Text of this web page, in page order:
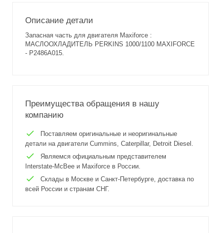
Описание детали
Запасная часть для двигателя Maxiforce :
МАСЛООХЛАДИТЕЛЬ PERKINS 1000/1100 MAXIFORCE
- P2486A015.
Преимущества обращения в нашу
компанию
Поставляем оригинальные и неоригинальные
детали на двигатели Cummins, Caterpillar, Detroit Diesel.
Являемся официальным представителем
Interstate-McBee и Maxiforce в России.
Склады в Москве и Санкт-Петербурге, доставка по
всей России и странам СНГ.